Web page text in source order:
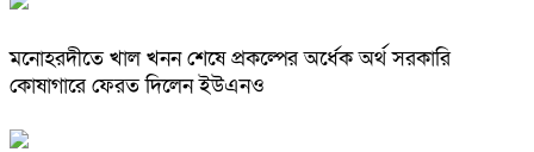
মনোহরদীতে খাল খনন শেষে প্রকল্পের অর্ধেক অর্থ সরকারি
কোষাগারে ফেরত দিলেন ইউএনও